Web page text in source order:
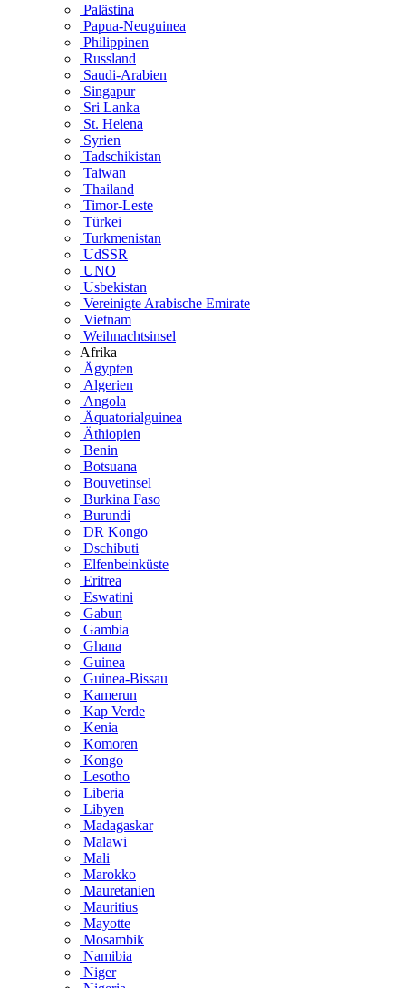
Palästina
Papua-Neuguinea
Philippinen
Russland
Saudi-Arabien
Singapur
Sri Lanka
St. Helena
Syrien
Tadschikistan
Taiwan
Thailand
Timor-Leste
Türkei
Turkmenistan
UdSSR
UNO
Usbekistan
Vereinigte Arabische Emirate
Vietnam
Weihnachtsinsel
Afrika
Ägypten
Algerien
Angola
Äquatorialguinea
Äthiopien
Benin
Botsuana
Bouvetinsel
Burkina Faso
Burundi
DR Kongo
Dschibuti
Elfenbeinküste
Eritrea
Eswatini
Gabun
Gambia
Ghana
Guinea
Guinea-Bissau
Kamerun
Kap Verde
Kenia
Komoren
Kongo
Lesotho
Liberia
Libyen
Madagaskar
Malawi
Mali
Marokko
Mauretanien
Mauritius
Mayotte
Mosambik
Namibia
Niger